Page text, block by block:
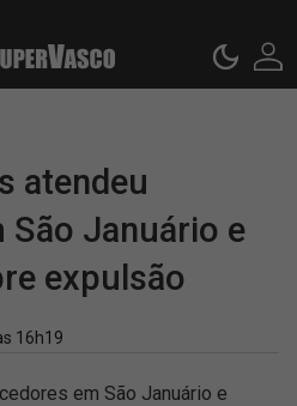
atendeu
Januário e
expulsão
16h19
em São Januário e